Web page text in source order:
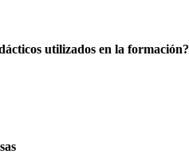
utilizados en la formación?